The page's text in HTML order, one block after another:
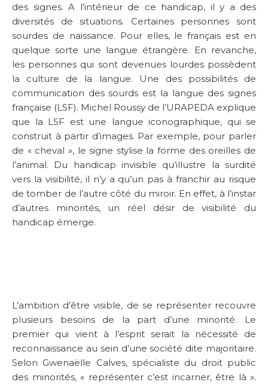
des signes. A l’intérieur de ce handicap, il y a des
diversités de situations. Certaines personnes sont
sourdes de naissance. Pour elles, le français est en
quelque sorte une langue étrangère. En revanche,
les personnes qui sont devenues lourdes possèdent
la culture de la langue. Une des possibilités de
communication des sourds est la langue des signes
française (LSF). Michel Roussy de l’URAPEDA explique
que la LSF est une langue iconographique, qui se
construit à partir d’images. Par exemple, pour parler
de « cheval », le signe stylise la forme des oreilles de
l’animal. Du handicap invisible qu’illustre la surdité
vers la visibilité, il n’y a qu’un pas à franchir au risque
de tomber de l’autre côté du miroir. En effet, à l’instar
d’autres minorités, un réel désir de visibilité du
handicap émerge.
L’ambition d’être visible, de se représenter recouvre
plusieurs besoins de la part d’une minorité. Le
premier qui vient à l’esprit serait la nécessité de
reconnaissance au sein d’une société dite majoritaire.
Selon Gwenaëlle Calves, spécialiste du droit public
des minorités, « représenter c’est incarner, être là ».